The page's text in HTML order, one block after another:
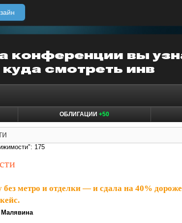
ОБЛИГАЦИИ +50
175
метро и отделки — и сдала на 40% дороже
кейс.